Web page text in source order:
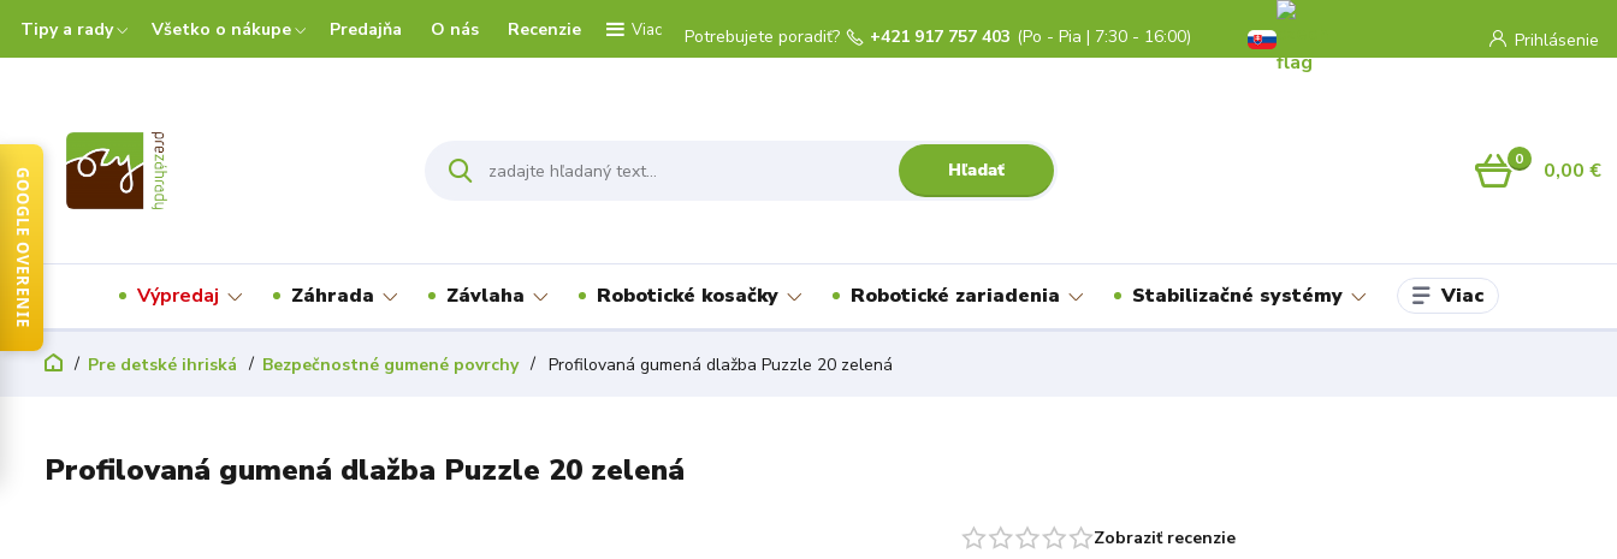
Tipy a rady Všetko o nákupe Predajňa O nás Recenzie Viac Prihlásenie
Hľadať
Potrebujete poradiť? +421 917 757 403 (Po - Pia | 7:30 - 16:00)
0 0,00 €
Výpredaj Záhrada Závlaha Robotické kosačky Robotické zariadenia Stabilizačné systémy Viac
Pre detské ihriská Bezpečnostné gumené povrchy Profilovaná gumená dlažba Puzzle 20 zelená
Profilovaná gumená dlažba Puzzle 20 zelená
Zobraziť recenzie
GOOGLE OVERENIE